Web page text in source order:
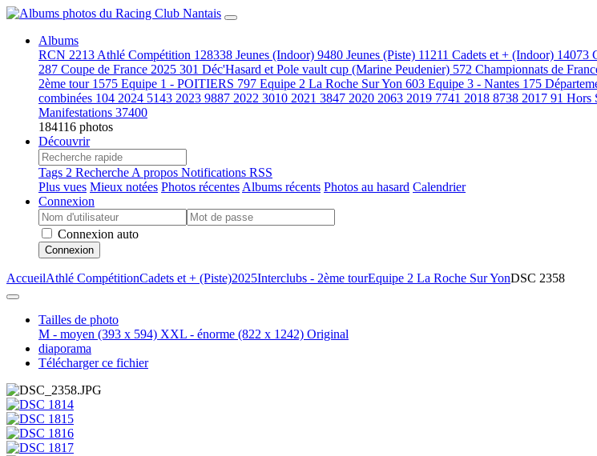
Albums
RCN 2213 Athlé Compétition 128338 Jeunes (Indoor) 9480 Jeunes (Piste) 11211 Cadets et + (Indoor) 14073
287 Coupe de France 2025 301 Déc'Hasard et Pole vault cup (Marine Peudenier) 572 Championnats de
2ème tour 1575 Equipe 1 - POITIERS 797 Equipe 2 La Roche Sur Yon 603 Equipe 3 - Nantes 175
combinées 104 2024 5143 2023 9887 2022 3010 2021 3847 2020 2063 2019 7741 2018 8738 2017 91 Hors
Manifestations 37400
184116 photos
Découvrir
Tags 2 Recherche A propos Notifications RSS
Plus vues Mieux notées Photos récentes Albums récents Photos au hasard Calendrier
Connexion
Connexion auto
Connexion
AccueilAthlé CompétitionCadets et + (Piste)2025Interclubs - 2ème tourEquipe 2 La Roche Sur YonDSC 2358
Tailles de photo
M - moyen (393 x 594) XXL - énorme (822 x 1242) Original
diaporama
Télécharger ce fichier